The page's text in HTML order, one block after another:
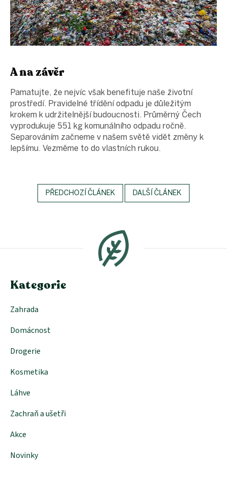
A na závěr
Pamatujte, že nejvíc však benefituje naše životní
prostředí. Pravidelné třídění odpadu je důležitým
krokem k udržitelnější budoucnosti. Průměrný Čech
vyprodukuje 551 kg komunálního odpadu ročně.
Separováním začneme v našem světě vidět změny k
lepšímu. Vezměme to do vlastních rukou.
PŘEDCHOZÍ ČLÁNEK DALŠÍ ČLÁNEK
a
Kategorie
Zahrada
Domácnost
Drogerie
Kosmetika
Láhve
Zachraň a ušetři
Akce
Novinky